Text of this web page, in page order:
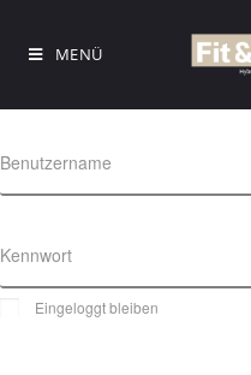
MENÜ
Benutzername
Kennwort
Eingeloggt bleiben